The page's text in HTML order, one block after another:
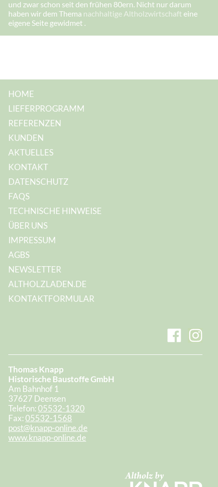
e
:
E
-
e
:
und zwar schon seit den frühen 80ern. Nicht nur darum
haben wir dem Thema nachhaltige Altholzwirtschaft eine
eigene Seite gewidmet .
HOME
LIEFERPROGRAMM
REFERENZEN
KUNDEN
AKTUELLES
KONTAKT
DATENSCHUTZ
FAQS
TECHNISCHE HINWEISE
ÜBER UNS
IMPRESSUM
AGBS
NEWSLETTER
ALTHOLZLADEN.DE
KONTAKTFORMULAR
Thomas Knapp
Historische Baustoffe GmbH
Am Bahnhof 1
37627 Deensen
Telefon:05532-1320
Fax:05532-1568
post@knapp-online.de
www.knapp-online.de